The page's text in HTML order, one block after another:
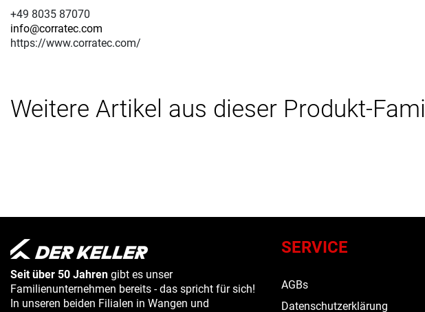
+49 8035 87070
info@corratec.com
https://www.corratec.com/
Weitere Artikel aus dieser Produkt-
Seit über 50 Jahren gibt es unser
Familienunternehmen bereits - das spricht für sich!
In unseren beiden Filialen in Wangen und
SERVICE
AGBs
Datenschutzerklärung